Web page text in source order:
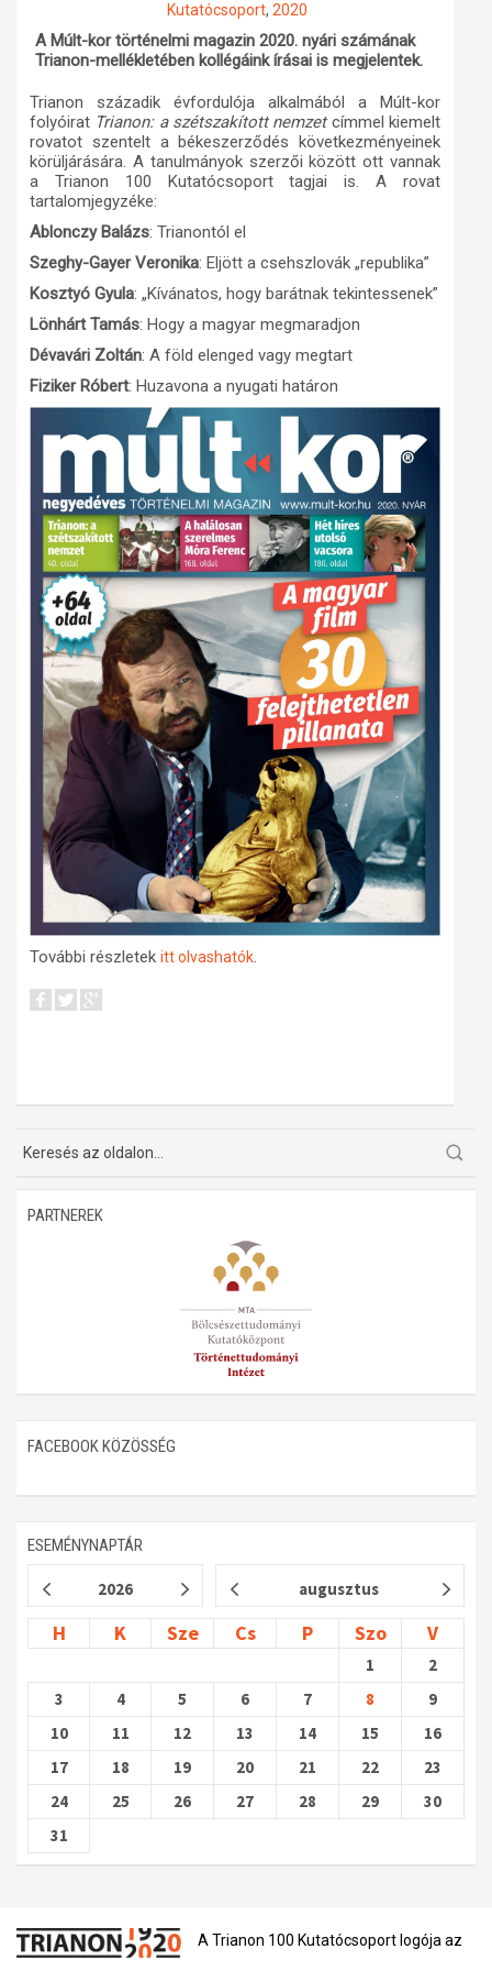
Műhelymunkák
Kutatócsoport, 2020
A Múlt-kor történelmi magazin 2020. nyári számának
Trianon-mellékletében kollégáink írásai is megjelentek.
Trianon századik évfordulója alkalmából a Múlt-kor
folyóirat Trianon: a szétszakított nemzetcímmel kiemelt
rovatot szentelt a békeszerződés következményeinek
körüljárására. A tanulmányok szerzői között ott vannak
a Trianon 100 Kutatócsoporttagjai is. A rovat
tartalomjegyzéke:
Ablonczy Balázs: Trianontól el
Szeghy-Gayer Veronika: Eljött a csehszlovák „republika”
Kosztyó Gyula: „Kívánatos, hogy barátnak tekintessenek”
Lönhárt Tamás: Hogy a magyar megmaradjon
Dévavári Zoltán: A föld elenged vagy megtart
Fiziker Róbert: Huzavona a nyugati határon
További részletek itt olvashatók.
PARTNEREK
FACEBOOK KÖZÖSSÉG
ESEMÉNYNAPTÁR
2026 augusztus
H K Sze Cs P Szo V
1
2
3
4 5 6 7 8
9
10
11 12 13 14 15
16
17
18 19 20 21 22
23
24
25 26 27 28 29
30
31
A Trianon 100 Kutatócsoport logója az